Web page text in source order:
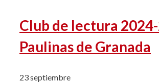
Club de lectura
Paulinas de Granada
23 septiembre